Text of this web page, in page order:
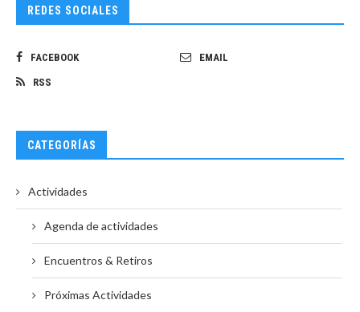
REDES SOCIALES
FACEBOOK EMAIL
RSS
CATEGORÍAS
Actividades
Agenda de actividades
Encuentros & Retiros
Próximas Actividades